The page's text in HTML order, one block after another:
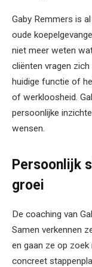
Gaby Remmers is
oude
niet meer weten
cliënten vragen
huidige functie of
of werkloosheid.
persoonlijke
wensen.
Persoonlijk
groei
De coaching van
Samen verkennen
en gaan ze op
concreet